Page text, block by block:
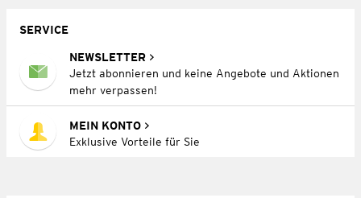
SERVICE
NEWSLETTER
Jetzt abonnieren und keine Angebote und Aktionen
mehr verpassen!
MEIN KONTO
Exklusive Vorteile für Sie